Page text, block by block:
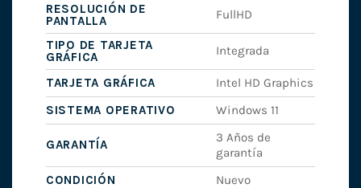
RESOLUCIÓN DE
PANTALLA
FullHD
TIPO DE TARJETA
GRÁFICA
Integrada
TARJETA GRÁFICA
Intel HD Graphics
SISTEMA OPERATIVO
Windows 11
GARANTÍA
3 Años de
garantía
CONDICIÓN
Nuevo